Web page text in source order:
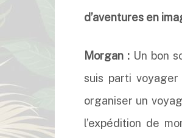
d’aventures en
Morgan : Un bon
suis parti
organiser un
l’expédition de